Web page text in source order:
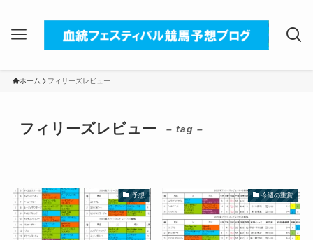
ホーム フィリーズレビュー
フィリーズレビュー – tag –
予想 今週の重賞